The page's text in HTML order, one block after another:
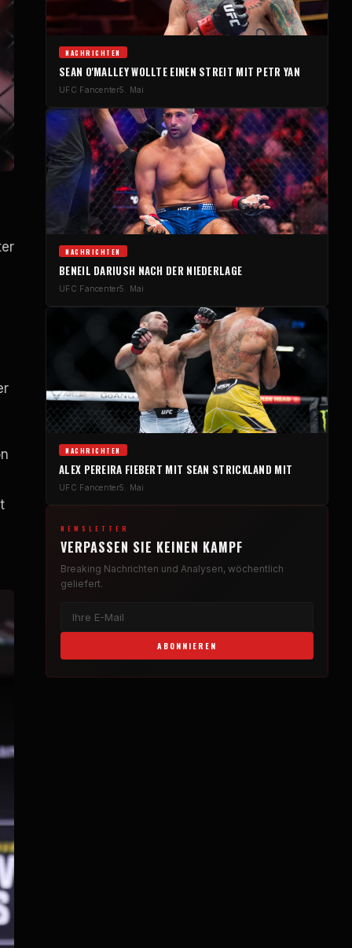
NACHRICHTEN
SEAN O'MALLEY WOLLTE EINEN STREIT MIT PETR YAN
UFC Fancenter5. Mai
NACHRICHTEN
BENEIL DARIUSH NACH DER NIEDERLAGE
UFC Fancenter5. Mai
NACHRICHTEN
ALEX PEREIRA FIEBERT MIT SEAN STRICKLAND MIT
UFC Fancenter5. Mai
NEWSLETTER
VERPASSEN SIE KEINEN KAMPF
Breaking Nachrichten und Analysen, wöchentlich
geliefert.
ABONNIEREN